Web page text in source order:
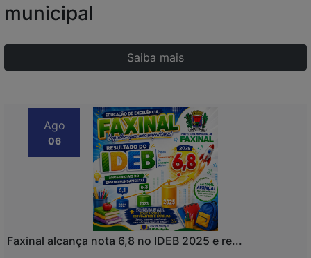
municipal
Saiba mais
Ago
06
Faxinal alcança nota 6,8 no IDEB 2025 e re...